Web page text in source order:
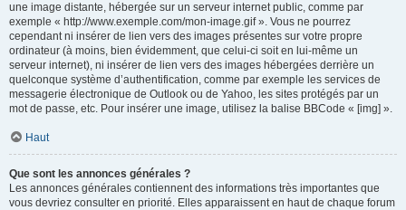
une image distante, hébergée sur un serveur internet public, comme par
exemple « http://www.exemple.com/mon-image.gif ». Vous ne pourrez
cependant ni insérer de lien vers des images présentes sur votre propre
ordinateur (à moins, bien évidemment, que celui-ci soit en lui-même un
serveur internet), ni insérer de lien vers des images hébergées derrière un
quelconque système d’authentification, comme par exemple les services de
messagerie électronique de Outlook ou de Yahoo, les sites protégés par un
mot de passe, etc. Pour insérer une image, utilisez la balise BBCode « [img] ».
Haut
Que sont les annonces générales ?
Les annonces générales contiennent des informations très importantes que
vous devriez consulter en priorité. Elles apparaissent en haut de chaque forum